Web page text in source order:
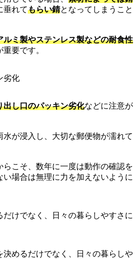
垂れてもらい錆となってしまうこと
ルミ製やステンレス製などの耐食性
重要です。
出し口のパッキン劣化などに注意が
が浸入し、大切な郵便物が濡れて
らこそ、数年に一度は動作の確認を
場合は無理に力を加えないように
決めるだけでなく、日々の暮らしや